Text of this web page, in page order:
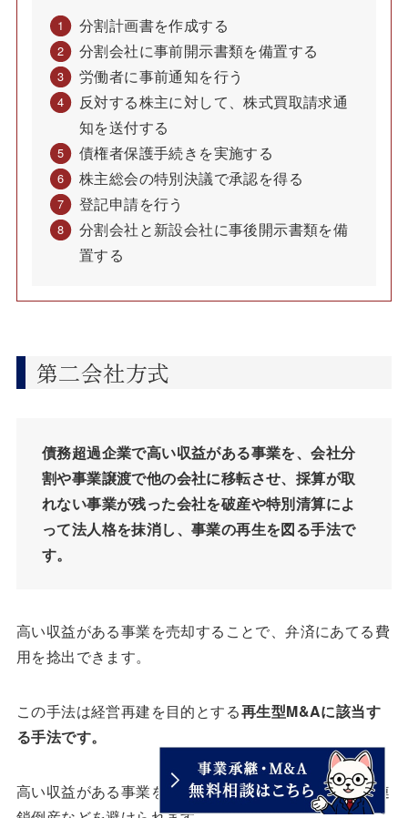
分割計画書を作成する
分割会社に事前開示書類を備置する
労働者に事前通知を行う
反対する株主に対して、株式買取請求通
知を送付する
債権者保護手続きを実施する
株主総会の特別決議で承認を得る
登記申請を行う
分割会社と新設会社に事後開示書類を備
置する
第二会社方式
債務超過企業で高い収益がある事業を、会社分
割や事業譲渡で他の会社に移転させ、採算が取
れない事業が残った会社を破産や特別清算によ
って法人格を抹消し、事業の再生を図る手法で
す。
高い収益がある事業を売却することで、弁済にあてる費
用を捻出できます。
この手法は経営再建を目的とする再生型M&Aに該当す
る手法です。
高い収益がある事業を残すことで、失業や取引会社の連